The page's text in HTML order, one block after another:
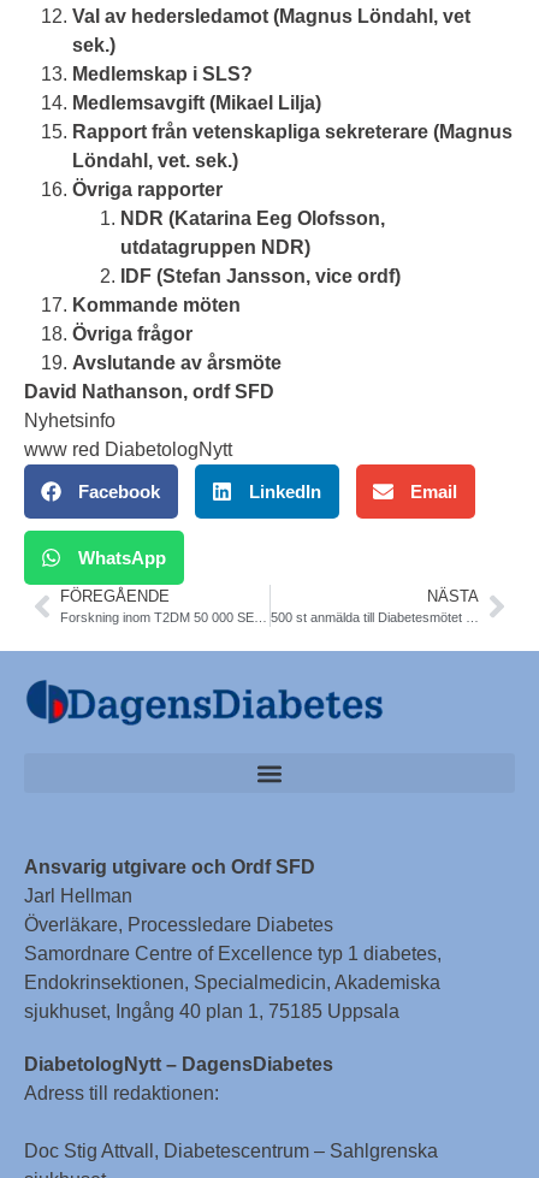
Val av hedersledamot (Magnus Löndahl, vet
sek.)
Medlemskap i SLS?
Medlemsavgift (Mikael Lilja)
Rapport från vetenskapliga sekreterare (Magnus
Löndahl, vet. sek.)
Övriga rapporter
NDR (Katarina Eeg Olofsson,
utdatagruppen NDR)
IDF (Stefan Jansson, vice ordf)
Kommande möten
Övriga frågor
Avslutande av årsmöte
David Nathanson, ordf SFD
Nyhetsinfo
www red DiabetologNytt
Facebook LinkedIn Email
WhatsApp
FÖREGÅENDE NÄSTA
Ansvarig utgivare och Ordf SFD
Jarl Hellman
Överläkare, Processledare Diabetes
Samordnare Centre of Excellence typ 1 diabetes,
Endokrinsektionen, Specialmedicin, Akademiska
sjukhuset, Ingång 40 plan 1, 75185 Uppsala
DiabetologNytt – DagensDiabetes
Adress till redaktionen:
Doc Stig Attvall, Diabetescentrum – Sahlgrenska